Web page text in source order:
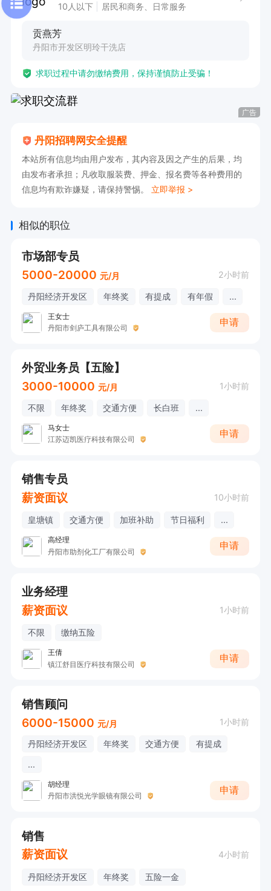
10人以下 居民和商务、日常服务
贡燕芳
丹阳市开发区明玲干洗店
求职过程中请勿缴纳费用，保持谨慎防止受骗！
广告
丹阳招聘网安全提醒
本站所有信息均由用户发布，其内容及因之产生的后果，均
由发布者承担；凡收取服装费、押金、报名费等各种费用的
信息均有欺诈嫌疑，请保持警惕。 立即举报 >
相似的职位
市场部专员
5000-20000 元/月 2小时前
丹阳经济开发区 年终奖 有提成 有年假 ...
王女士
丹阳市剑庐工具有限公司
申请
外贸业务员【五险】
3000-10000 元/月 1小时前
不限 年终奖 交通方便 长白班 ...
马女士
江苏迈凯医疗科技有限公司
申请
销售专员
薪资面议
10小时前
皇塘镇 交通方便 加班补助 节日福利 ...
高经理
丹阳市助剂化工厂有限公司
申请
业务经理
薪资面议
1小时前
不限 缴纳五险
王倩
镇江舒目医疗科技有限公司
申请
销售顾问
6000-15000 元/月 1小时前
丹阳经济开发区 年终奖 交通方便
有提成
...
胡经理
丹阳市洪悦光学眼镜有限公司
申请
销售
薪资面议
4小时前
丹阳经济开发区 年终奖 五险一金